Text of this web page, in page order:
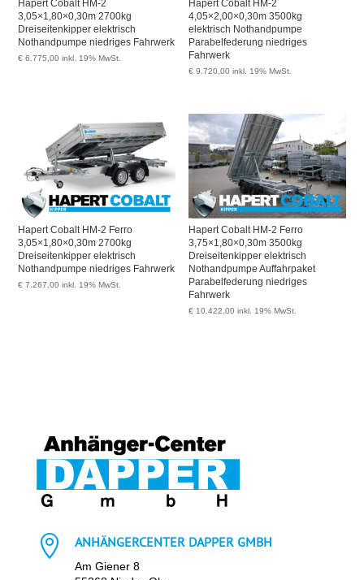
Hapert Cobalt HM-2
3,05×1,80×0,30m 2700kg
Dreiseitenkipper elektrisch
Nothandpumpe niedriges Fahrwerk
€ 6.775,00 inkl. 19% MwSt.
Hapert Cobalt HM-2
4,05×2,00×0,30m 3500kg
elektrisch Nothandpumpe
Parabelfederung niedriges
Fahrwerk
€ 9.720,00 inkl. 19% MwSt.
Hapert Cobalt HM-2 Ferro
3,05×1,80×0,30m 2700kg
Dreiseitenkipper elektrisch
Nothandpumpe niedriges Fahrwerk
€ 7.267,00 inkl. 19% MwSt.
Hapert Cobalt HM-2 Ferro
3,75×1,80×0,30m 3500kg
Dreiseitenkipper elektrisch
Nothandpumpe Auffahrpaket
Parabelfederung niedriges
Fahrwerk
€ 10.422,00 inkl. 19% MwSt.
 ANHÄNGERCENTER DAPPER GMBH
Am Giener 8